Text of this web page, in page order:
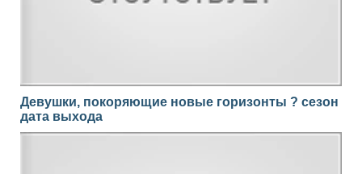
Девушки, покоряющие новые горизонты ? сезон
дата выхода